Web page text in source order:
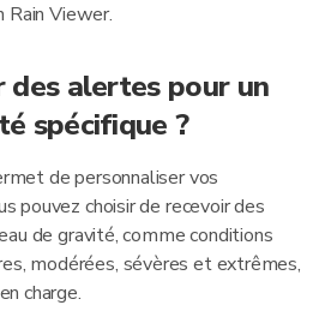
Rain Viewer.
des alertes pour un
spécifique ?
de personnaliser vos
pouvez choisir de recevoir des
de gravité, comme conditions
modérées, sévères et extrêmes,
charge.